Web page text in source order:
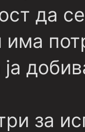
да
има
за